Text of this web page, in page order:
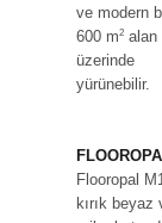
ve modern
600 m2 alan
üzerinde
yürünebilir.
Flooropal
kırık